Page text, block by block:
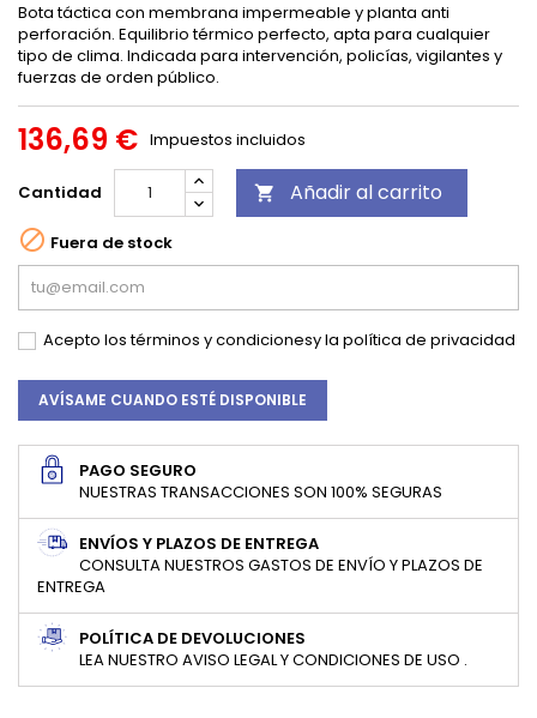
Bota táctica con membrana impermeable y planta anti
perforación. Equilibrio térmico perfecto, apta para cualquier
tipo de clima. Indicada para intervención, policías, vigilantes y
fuerzas de orden público.
136,69 € Impuestos incluidos
Cantidad  Añadir al carrito
 Fuera de stock
Acepto lostérminos y condicionesy la política de privacidad
AVÍSAME CUANDO ESTÉ DISPONIBLE
PAGO SEGURO
NUESTRAS TRANSACCIONES SON 100% SEGURAS
ENVÍOS Y PLAZOS DE ENTREGA
CONSULTA NUESTROS GASTOS DE ENVÍO Y PLAZOS DE
ENTREGA
POLÍTICA DE DEVOLUCIONES
LEA NUESTRO AVISO LEGAL Y CONDICIONES DE USO .